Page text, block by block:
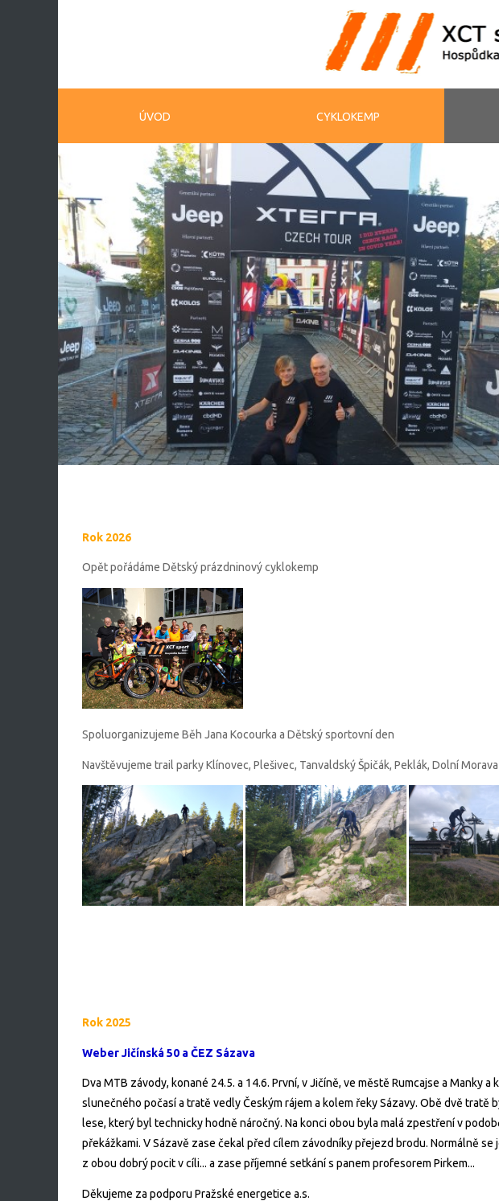
ÚVOD CYKLOKEMP
Rok 2026
Opět pořádáme Dětský prázdninový cyklokemp
Spoluorganizujeme Běh Jana Kocourka a Dětský sportovní den
Navštěvujeme trail parky Klínovec, Plešivec, Tanvaldský Špičák, Peklák, Dolní Morava
Rok 2025
Weber Jičínská 50 a ČEZ Sázava
Dva MTB závody, konané 24.5. a 14.6. První, v Jičíně, ve městě Rumcajse a
slunečného počasí a tratě vedly Českým rájem a kolem řeky Sázavy. Obě dvě
lese, který byl technicky hodně náročný. Na konci obou byla malá zpestření v
překážkami. V Sázavě zase čekal před cílem závodníky přejezd brodu. Normálně
z obou dobrý pocit v cíli... a zase příjemné setkání s panem profesorem Pirkem...
Děkujeme za podporu Pražské energetice a.s.